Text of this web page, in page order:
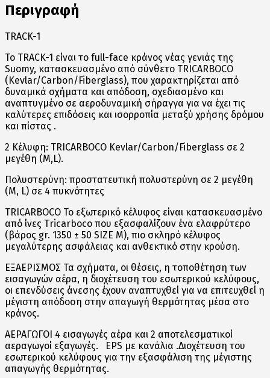
Περιγραφή
TRACK-1
Το TRACK-1 είναι το full-face κράνος νέας γενιάς της
Suomy, κατασκευασμένο από σύνθετο TRICARBOCO
(Kevlar/Carbon/Fiberglass), που χαρακτηρίζεται από
δυναμικά σχήματα και απόδοση, σχεδιασμένο και
αναπτυγμένο σε αεροδυναμική σήραγγα για να έχει τις
καλύτερες επιδόσεις και ισορροπία μεταξύ χρήσης δρόμου
και πίστας .
2 Κέλυφη: TRICARBOCO Kevlar/Carbon/Fiberglass σε 2
μεγέθη (M,L).
Πολυστερύνη: προστατευτική πολυστερύνη σε 2 μεγέθη
(M, L) σε 4 πυκνότητες
TRICARBOCO Το εξωτερικό κέλυφος είναι κατασκευασμένο
από ίνες Tricarboco που εξασφαλίζουν ένα ελαφρύτερο
(βάρος gr. 1350 ± 50 SIZE M), πιο σκληρό κέλυφος
μεγαλύτερης ασφάλειας και ανθεκτικό στην κρούση.
ΕΞΑΕΡΙΣΜΟΣ Τα σχήματα, οι θέσεις, η τοποθέτηση των
εισαγωγών αέρα, η διοχέτευση του εσωτερικού κελύφους,
οι επενδύσεις άνεσης έχουν αναπτυχθεί για να επιτευχθεί η
μέγιστη απόδοση στην απαγωγή θερμότητας μέσα στο
κράνος.
ΑΕΡΑΓΩΓΟΙ 4 εισαγωγές αέρα και 2 αποτελεσματικοί
αεραγωγοί εξαγωγές. EPS με κανάλια .Διοχέτευση του
εσωτερικού κελύφους για την εξασφάλιση της μέγιστης
απαγωγής θερμότητας.